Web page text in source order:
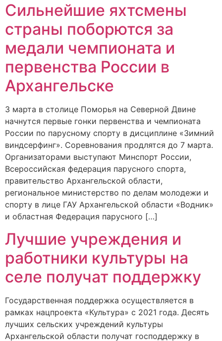
Сильнейшие яхтсмены
страны поборются за
медали чемпионата и
первенства России в
Архангельске
3 марта в столице Поморья на Северной Двине
начнутся первые гонки первенства и чемпионата
России по парусному спорту в дисциплине «Зимний
виндсерфинг». Соревнования продлятся до 7 марта.
Организаторами выступают Минспорт России,
Всероссийская федерация парусного спорта,
правительство Архангельской области,
региональное министерство по делам молодежи и
спорту в лице ГАУ Архангельской области «Водник»
и областная Федерация парусного […]
Лучшие учреждения и
работники культуры на
селе получат поддержку
Государственная поддержка осуществляется в
рамках нацпроекта «Культура» с 2021 года. Десять
лучших сельских учреждений культуры
Архангельской области получат господдержку в